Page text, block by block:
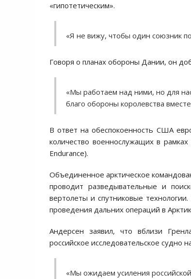
«гипотетическим».
«Я не вижу, чтобы один союзник
Говоря о планах обороны Дании, он
«Мы работаем над ними, но для
благо обороны королевства
В ответ на обеспокоенность США
количество военнослужащих в
Endurance).
Объединенное арктическое
проводит разведывательные и
вертолеты и спутниковые
проведения дальних операций в
Андерсен заявил, что вблизи
российское исследовательское судно
«Мы ожидаем усиления